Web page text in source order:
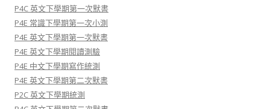
P4C 英文下學期第一次默書
P4E 常識下學期第一次小測
P4E 英文下學期第一次默書
P4E 英文下學期閱讀測驗
P4E 中文下學期寫作統測
P4E 英文下學期第二次默書
P2C 英文下學期統測